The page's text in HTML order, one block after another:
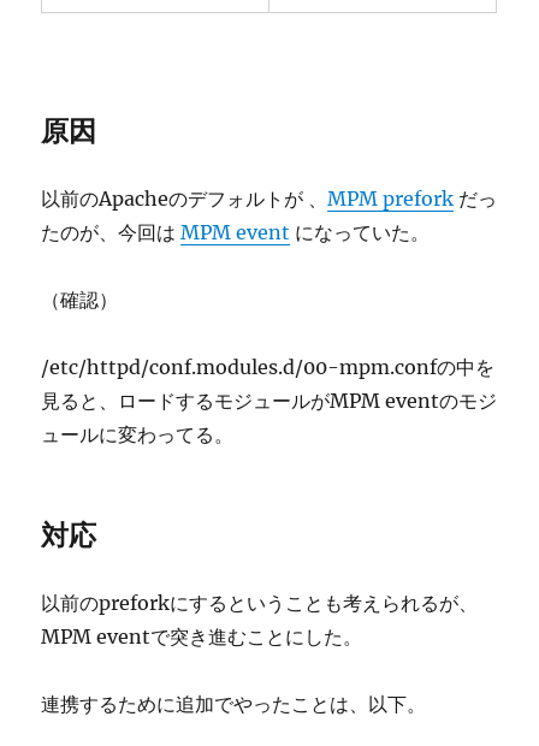
原因
以前のApacheのデフォルトが 、MPM prefork だっ
たのが、今回はMPM event になっていた。
（確認）
/etc/httpd/conf.modules.d/00-mpm.confの中を
見ると、ロードするモジュールがMPM eventのモジ
ュールに変わってる。
対応
以前のpreforkにするということも考えられるが、
MPM eventで突き進むことにした。
連携するために追加でやったことは、以下。